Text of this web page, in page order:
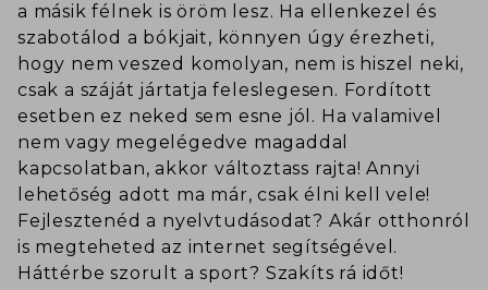
a másik félnek is öröm lesz. Ha ellenkezel és
szabotálod a bókjait, könnyen úgy érezheti,
hogy nem veszed komolyan, nem is hiszel neki,
csak a száját jártatja feleslegesen. Fordított
esetben ez neked sem esne jól. Ha valamivel
nem vagy megelégedve magaddal
kapcsolatban, akkor változtass rajta! Annyi
lehetőség adott ma már, csak élni kell vele!
Fejlesztenéd a nyelvtudásodat? Akár otthonról
is megteheted az internet segítségével.
Háttérbe szorult a sport? Szakíts rá időt!